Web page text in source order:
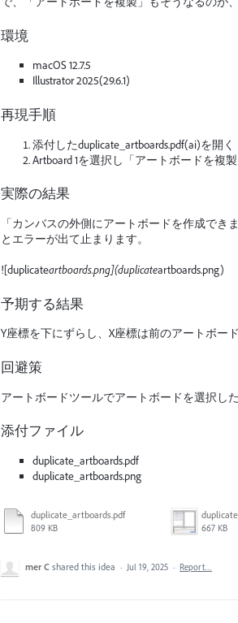
環境
macOS 12.7.5
Illustrator 2025(29.6.1)
再現手順
添付したduplicate_artboards.pdf(ai)を開く
Artboard 1を選択し「アートボードを複
実際の結果
「カンバスの外側にアートボードを作成でき
とエラーが出て止まります。
![duplicateartboards.png](duplicateartboards.png)
予期する結果
Y座標を下にずらし、X座標は前のアートボー
回避策
アートボードツールでアートボードを選択し
添付ファイル
duplicate_artboards.pdf
duplicate_artboards.png
duplicate_artboards.pdf
809 KB 667 KB
mer C shared this idea · Jul 19, 2025 · Report…